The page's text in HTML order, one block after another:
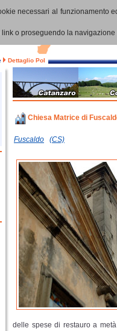
necessari al
o proseguendo la
Dettaglio PoI
Chiesa Matrice di
Fuscaldo (CS)
delle spese di restauro a